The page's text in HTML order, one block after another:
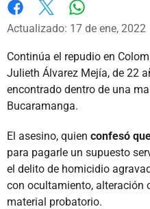
Facebook
X
Actualizado: 17 de ene, 2022
Continúa el repudio en
Julieth Álvarez Mejía, de 22
encontrado dentro de una
Bucaramanga.
El asesino, quien confesó
para pagarle un supuesto
el delito de homicidio
con ocultamiento, alteración
material probatorio.